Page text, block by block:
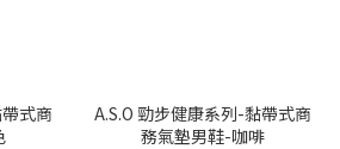
式商
A.S.O 勁步健康系列-黏帶式商
務氣墊男鞋-咖啡